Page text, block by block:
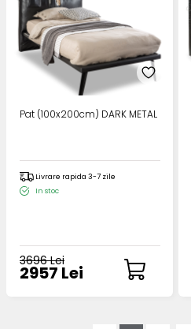
Pat (100x200cm) DARK METAL
Livrare rapida 3-7 zile
In stoc
3696 Lei
2957 Lei